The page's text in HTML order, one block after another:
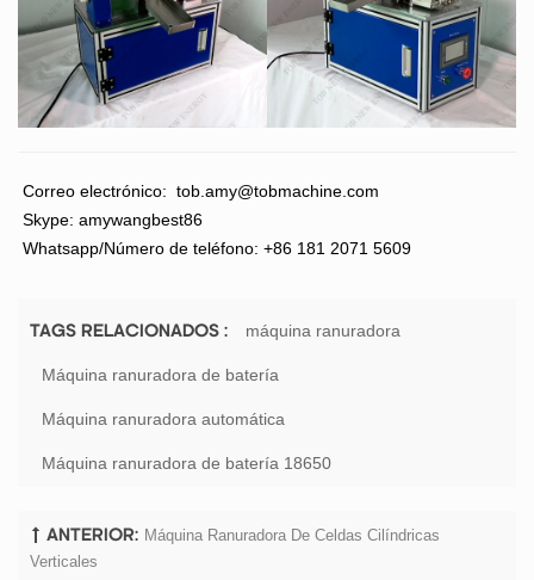
Correo electrónico: tob.amy@tobmachine.com
Skype: amywangbest86
Whatsapp/Número de teléfono: +86 181 2071 5609
TAGS RELACIONADOS : máquina ranuradora
Máquina ranuradora de batería
Máquina ranuradora automática
Máquina ranuradora de batería 18650
ANTERIOR: Máquina Ranuradora De Celdas Cilíndricas
Verticales